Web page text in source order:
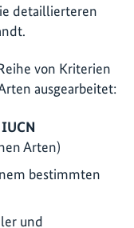
detaillierteren
von Kriterien
ausgearbeitet:
Arten)
bestimmten
und